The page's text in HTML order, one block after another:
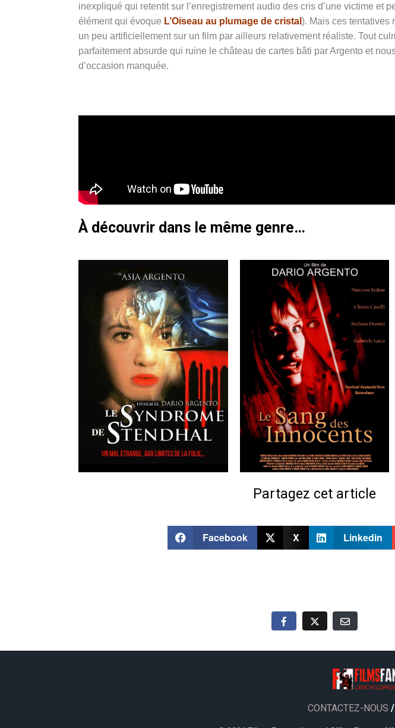
inexpliqué qui retentit sur l’enregistrement audio des cris d’une victime et
élément qui évoque L’Oiseau au plumage de cristal ). Mais ces tentatives
un peu artificiellement sur un film par ailleurs relativement réaliste. Tout
parfaitement absurde qui ruine le château de cartes bâti par Argento et
d’occasion manquée.
À découvrir dans le même genre…
Partagez cet article
Facebook X Linkedin
CONTACTEZ-NOUS /